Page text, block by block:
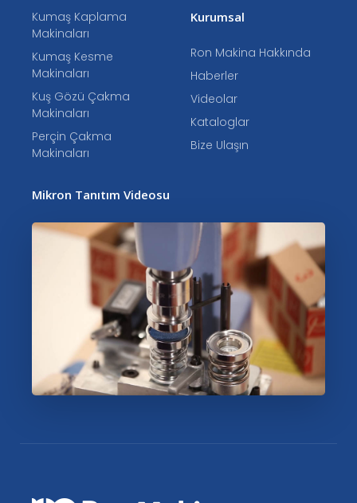
Kumaş Kaplama
Makinaları
Kumaş Kesme
Makinaları
Kuş Gözü Çakma
Makinaları
Perçin Çakma
Makinaları
Kurumsal
Ron Makina Hakkında
Haberler
Videolar
Kataloglar
Bize Ulaşın
Mikron Tanıtım Videosu